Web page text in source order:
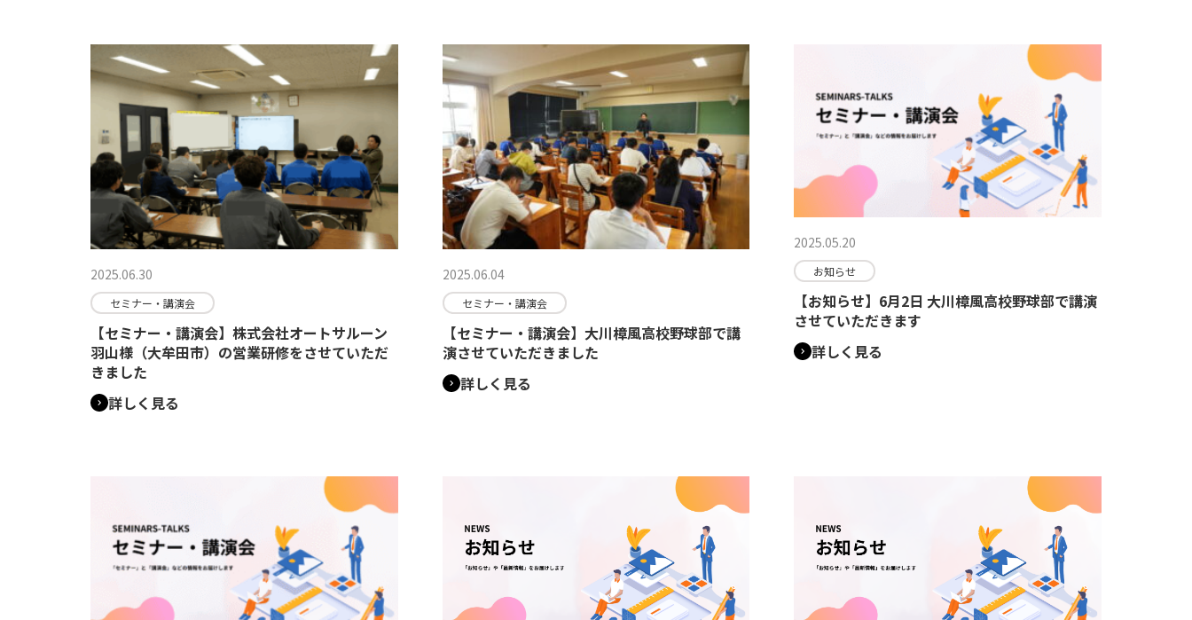
2025.06.30
セミナー・講演会
【セミナー・講演会】株式会社オートサルーン
羽山様（大牟田市）の営業研修をさせていただ
きました
詳しく見る
2025.06.04
セミナー・講演会
【セミナー・講演会】大川樟風高校野球部で講
演させていただきました
詳しく見る
2025.05.20
お知らせ
【お知らせ】6月2日 大川樟風高校野球部で講演
させていただきます
詳しく見る